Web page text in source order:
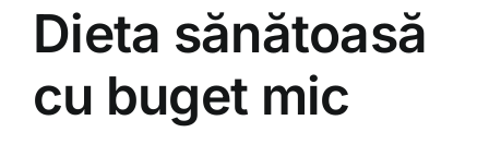
Dieta sănătoasă
cu buget mic